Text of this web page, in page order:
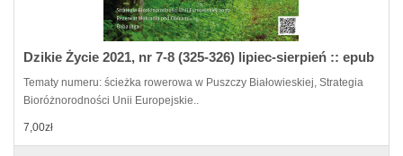
Dzikie Życie 2021, nr 7-8 (325-326) lipiec-sierpień :: epub
Tematy numeru: ścieżka rowerowa w Puszczy Białowieskiej, Strategia
Bioróżnorodności Unii Europejskie..
7,00zł